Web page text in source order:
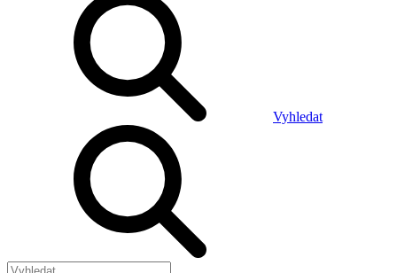
Vyhledat